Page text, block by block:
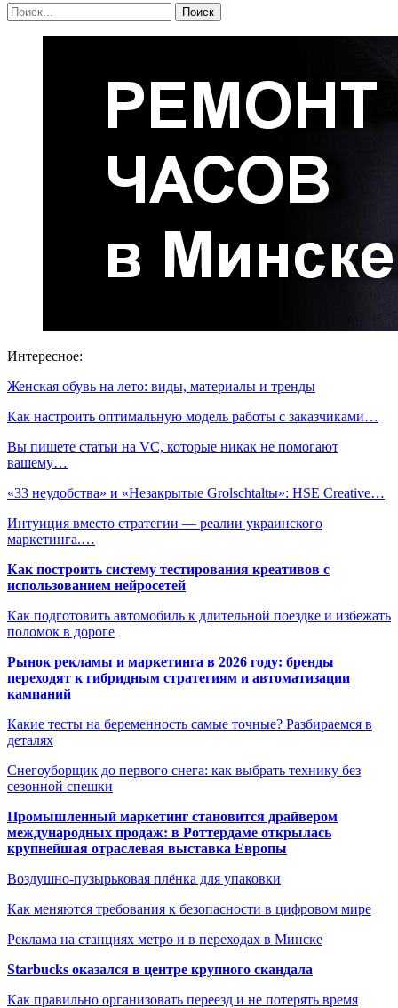
Интересное:
Женская обувь на лето: виды, материалы и тренды
Как настроить оптимальную модель работы с заказчиками…
Вы пишете статьи на VC, которые никак не помогают
вашему…
«33 неудобства» и «Незакрытые Grolschtaltы»: HSE Creative…
Интуиция вместо стратегии — реалии украинского
маркетинга.…
Как построить систему тестирования креативов с
использованием нейросетей
Как подготовить автомобиль к длительной поездке и избежать
поломок в дороге
Рынок рекламы и маркетинга в 2026 году: бренды
переходят к гибридным стратегиям и автоматизации
кампаний
Какие тесты на беременность самые точные? Разбираемся в
деталях
Снегоуборщик до первого снега: как выбрать технику без
сезонной спешки
Промышленный маркетинг становится драйвером
международных продаж: в Роттердаме открылась
крупнейшая отраслевая выставка Европы
Воздушно-пузырьковая плёнка для упаковки
Как меняются требования к безопасности в цифровом мире
Реклама на станциях метро и в переходах в Минске
Starbucks оказался в центре крупного скандала
Как правильно организовать переезд и не потерять время